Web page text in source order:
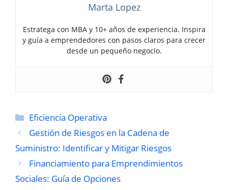
Marta Lopez
Estratega con MBA y 10+ años de experiencia. Inspira
y guía a emprendedores con pasos claros para crecer
desde un pequeño negocio.
Categorías
Eficiencia Operativa
Gestión de Riesgos en la Cadena de
Suministro: Identificar y Mitigar Riesgos
Financiamiento para Emprendimientos
Sociales: Guía de Opciones